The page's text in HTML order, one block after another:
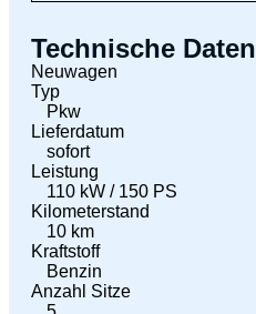
Technische Daten
Neuwagen
Typ
Pkw
Lieferdatum
sofort
Leistung
110 kW / 150 PS
Kilometerstand
10 km
Kraftstoff
Benzin
Anzahl Sitze